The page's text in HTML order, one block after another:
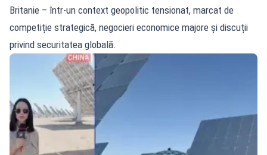
Britanie – într-un context geopolitic tensionat, marcat de
competiție strategică, negocieri economice majore și discuții
privind securitatea globală.